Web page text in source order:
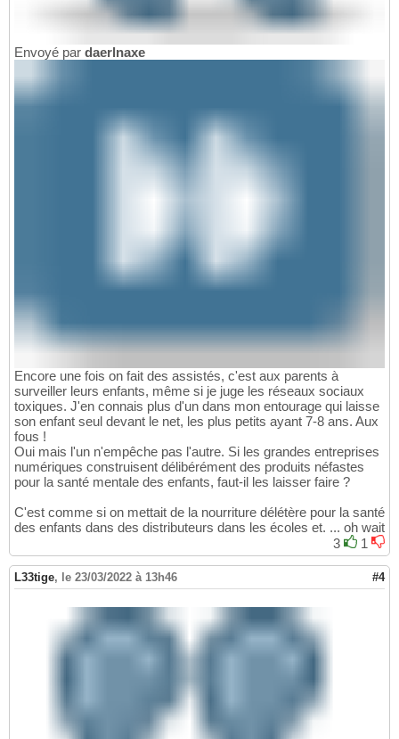
Envoyé par daerlnaxe
Encore une fois on fait des assistés, c'est aux parents à
surveiller leurs enfants, même si je juge les réseaux sociaux
toxiques. J'en connais plus d'un dans mon entourage qui laisse
son enfant seul devant le net, les plus petits ayant 7-8 ans. Aux
fous !
Oui mais l'un n'empêche pas l'autre. Si les grandes entreprises
numériques construisent délibérément des produits néfastes
pour la santé mentale des enfants, faut-il les laisser faire ?
C'est comme si on mettait de la nourriture délétère pour la santé
des enfants dans des distributeurs dans les écoles et. ... oh wait
3
1
L33tige, le 23/03/2022 à 13h46 #4